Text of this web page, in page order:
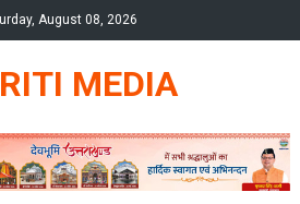
August 08, 2026
MEDIA